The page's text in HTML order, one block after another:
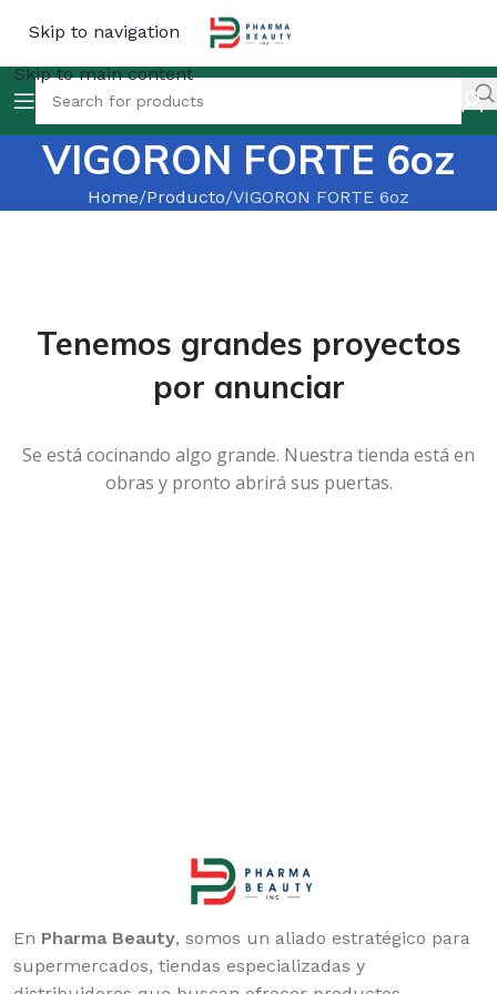
Skip to navigation
Skip to main content
VIGORON FORTE 6oz
Home Producto VIGORON FORTE 6oz
Tenemos grandes proyectos
por anunciar
Se está cocinando algo grande. Nuestra tienda está en
obras y pronto abrirá sus puertas.
En Pharma Beauty, somos un aliado estratégico para
supermercados, tiendas especializadas y